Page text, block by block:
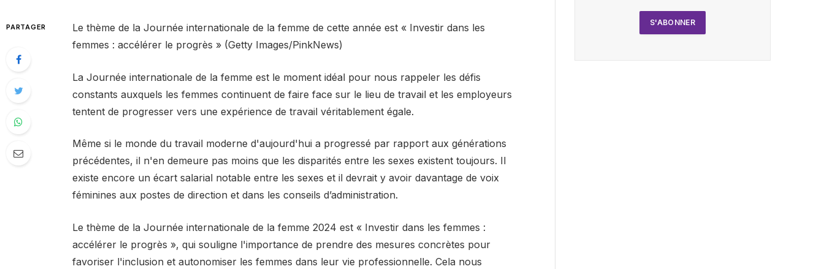
PARTAGER
Le thème de la Journée internationale de la femme de cette année est « Investir dans les
femmes : accélérer le progrès » (Getty Images/PinkNews)
La Journée internationale de la femme est le moment idéal pour nous rappeler les défis
constants auxquels les femmes continuent de faire face sur le lieu de travail et les employeurs
tentent de progresser vers une expérience de travail véritablement égale.
Même si le monde du travail moderne d'aujourd'hui a progressé par rapport aux générations
précédentes, il n'en demeure pas moins que les disparités entre les sexes existent toujours. Il
existe encore un écart salarial notable entre les sexes et il devrait y avoir davantage de voix
féminines aux postes de direction et dans les conseils d’administration.
Le thème de la Journée internationale de la femme 2024 est « Investir dans les femmes :
accélérer le progrès », qui souligne l'importance de prendre des mesures concrètes pour
favoriser l'inclusion et autonomiser les femmes dans leur vie professionnelle. Cela nous